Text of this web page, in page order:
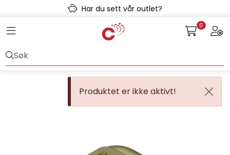
Skip to main contentHar du sett vår outlet?
Toggle navigation 0
Produktet er ikke aktivt!